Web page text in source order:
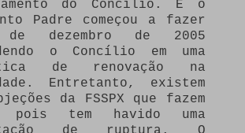
do Concílio. É o
Padre começou a fazer
dezembro de 2005
o Concílio em uma
de renovação na
Entretanto, existem
da FSSPX que fazem
pois tem havido uma